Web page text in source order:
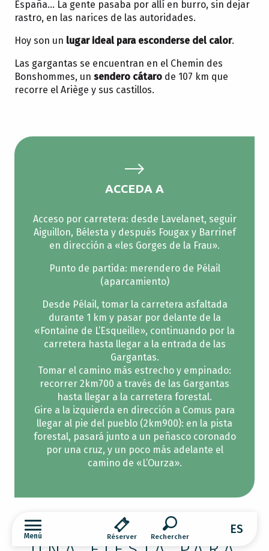
Menú Réserver
Buscar
ES
España… La gente pasaba por allí en burro, sin dejar
rastro, en las narices de las autoridades.
Hoy son un lugar ideal para esconderse del calor.
Las gargantas se encuentran en el Chemin des
Bonshommes, un sendero cátaro de 107 km que
recorre el Ariège y sus castillos.
ACCEDA A
Acceso por carretera: desde Lavelanet, seguir
Aiguillon, Bélesta y después Fougax y Barrinef
en dirección a «les Gorges de la Frau».
Punto de partida: merendero de Pélail
(aparcamiento)
Desde Pélail, tomar la carretera asfaltada
durante 1 km y pasar por delante de la
«Fontaine de L’Esqueille», continuando por la
carretera hasta llegar a la entrada de las
Gargantas.
Tomar el camino más estrecho y empinado:
recorrer 2km700 a través de las Gargantas
hasta llegar a la carretera forestal.
Gire a la izquierda en dirección a Comus para
llegar al pie del pueblo (2km900): en la pista
forestal, pasará junto a un peñasco coronado
por una cruz, y un poco más adelante el
camino de «L’Ourza».